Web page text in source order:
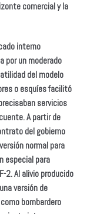
comercial y la
interno
por un moderado
del modelo
o esquíes facilitó
servicios
A partir de
del gobierno
normal para
especial para
2. Al alivio producido
versión de
bombardero